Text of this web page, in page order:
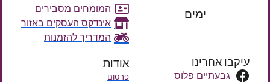
ימים
המומחים מסבירים
אינדקס העסקים באזור
המדריך להזמנות
עיקבו אחרינו
גבעתיים פלוס
אודות
פרסום